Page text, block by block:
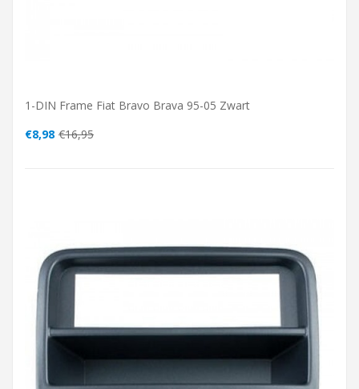
1-DIN Frame Fiat Bravo Brava 95-05 Zwart
€8,98 €16,95